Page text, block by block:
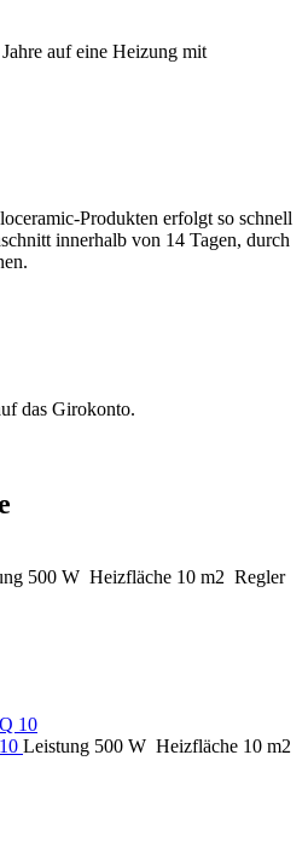
auf eine Heizung mit
Produkten erfolgt so schnell
innerhalb von 14 Tagen, durch
das Girokonto.
500 W Heizfläche 10 m2 Regler
Leistung 500 W Heizfläche 10 m2